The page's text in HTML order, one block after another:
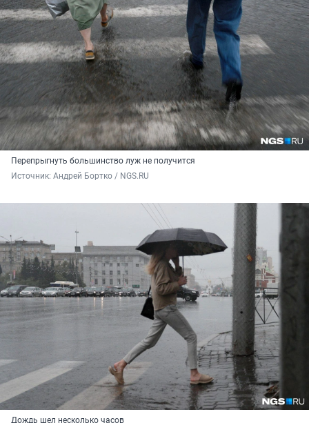
Перепрыгнуть большинство луж не получится
Источник: Андрей Бортко / NGS.RU
Дождь шел несколько часов